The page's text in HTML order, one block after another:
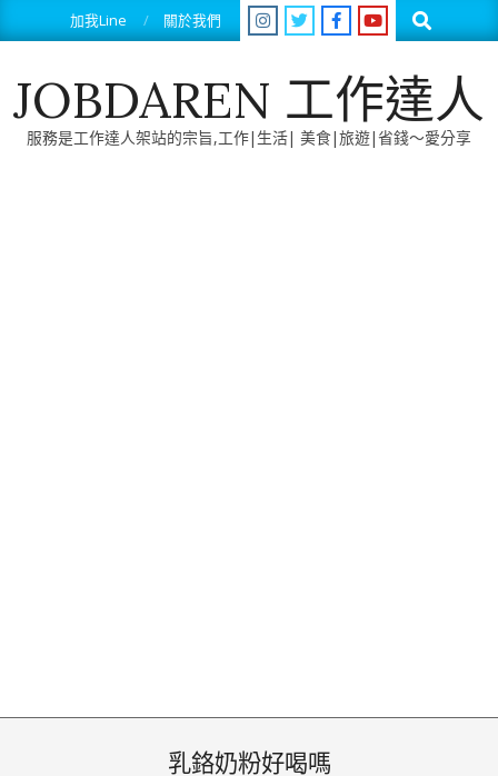
to
加我Line 關於我們 Search
JOBDAREN 工作達人
服務是工作達人架站的宗旨,工作|生活| 美食|旅遊|省錢～愛分享
乳鉻奶粉好喝嗎